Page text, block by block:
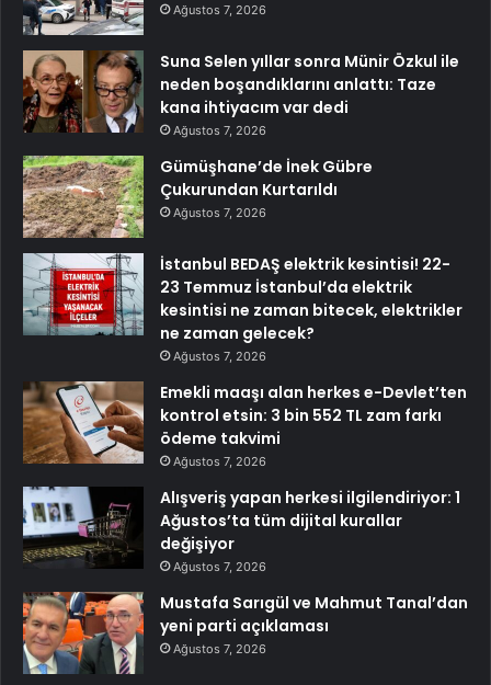
Ağustos 7, 2026
Suna Selen yıllar sonra Münir Özkul ile
neden boşandıklarını anlattı: Taze
kana ihtiyacım var dedi
Ağustos 7, 2026
Gümüşhane’de İnek Gübre
Çukurundan Kurtarıldı
Ağustos 7, 2026
İstanbul BEDAŞ elektrik kesintisi! 22-
23 Temmuz İstanbul’da elektrik
kesintisi ne zaman bitecek, elektrikler
ne zaman gelecek?
Ağustos 7, 2026
Emekli maaşı alan herkes e-Devlet’ten
kontrol etsin: 3 bin 552 TL zam farkı
ödeme takvimi
Ağustos 7, 2026
Alışveriş yapan herkesi ilgilendiriyor: 1
Ağustos’ta tüm dijital kurallar
değişiyor
Ağustos 7, 2026
Mustafa Sarıgül ve Mahmut Tanal’dan
yeni parti açıklaması
Ağustos 7, 2026